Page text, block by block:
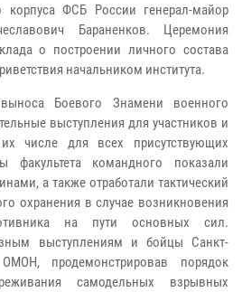
корпуса ФСБ России генерал-майор
Бараненков. Церемония
о построении личного состава
начальником института.
Боевого Знамени военного
выступления для участников и
числе для всех присутствующих
факультета командного показали
а также отработали тактический
охранения в случае возникновения
на пути основных сил.
выступлениям и бойцы Санкт-
ОМОН, продемонстрировав порядок
самодельных взрывных